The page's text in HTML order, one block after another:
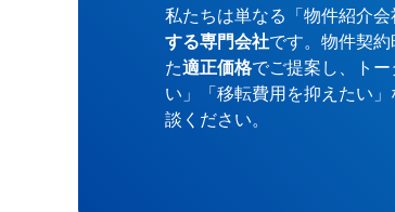
私たちは単なる「物件紹介会
する専門会社です。物件契
た適正価格でご提案し、ト
い」「移転費用を抑えたい
談ください。